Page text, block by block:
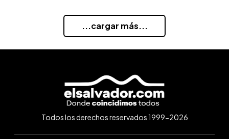
...cargar más...
Todos los derechos reservados 1999-2026